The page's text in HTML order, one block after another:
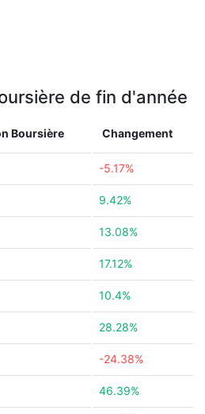
de fin d'année
Boursière Changement
-5.17%
9.42%
13.08%
17.12%
10.4%
28.28%
-24.38%
46.39%